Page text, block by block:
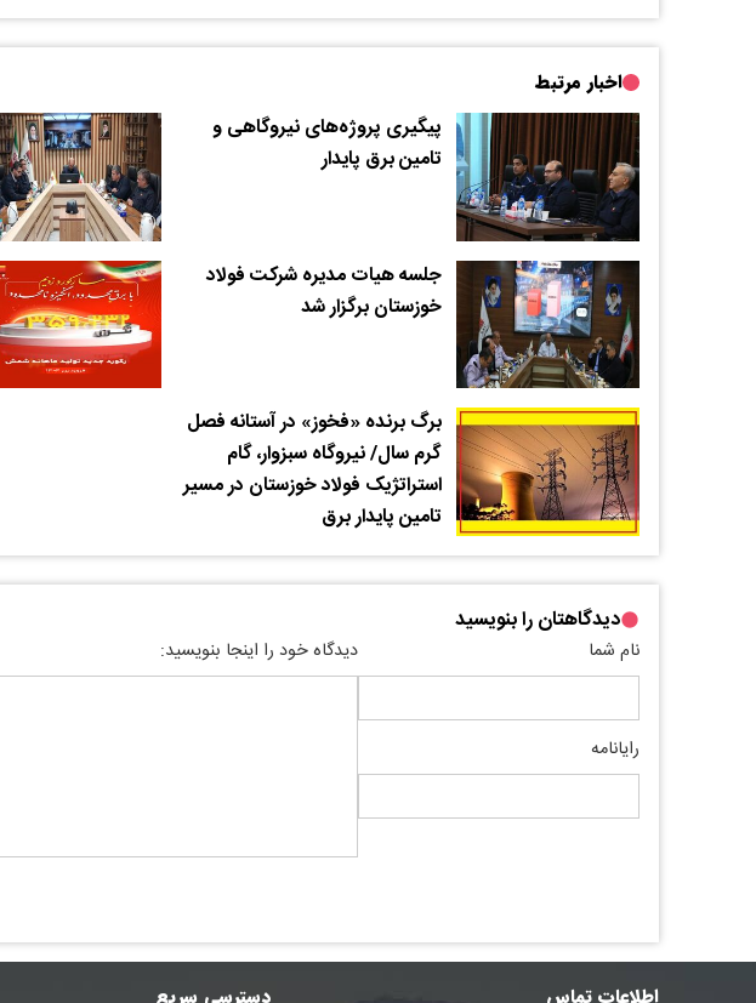
اخبار مرتبط
پیگیری پروژه‌های نیروگاهی و
تامین برق پایدار
جلسه هیات مدیره شرکت فولاد
خوزستان برگزار شد
برگ برنده «فخوز» در آستانه فصل
گرم سال/ نیروگاه سبزوار، گام
استراتژیک فولاد خوزستان در مسیر
تامین پایدار برق
دیدگاهتان را بنویسید
نام شما
رایانامه
دیدگاه خود را اینجا بنویسید:
اطلاعات تماس دسترسی سریع